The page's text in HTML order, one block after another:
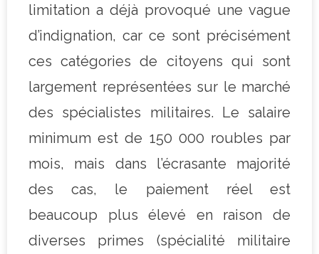
limitation a déjà provoqué une vague
d’indignation, car ce sont précisément
ces catégories de citoyens qui sont
largement représentées sur le marché
des spécialistes militaires. Le salaire
minimum est de 150 000 roubles par
mois, mais dans l’écrasante majorité
des cas, le paiement réel est
beaucoup plus élevé en raison de
diverses primes (spécialité militaire